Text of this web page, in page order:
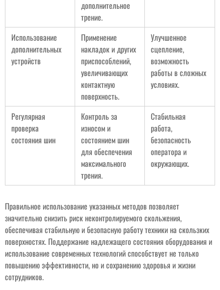
дополнительное
трение.
Использование
дополнительных
устройств
Применение
накладок и других
приспособлений,
увеличивающих
контактную
поверхность.
Улучшенное
сцепление,
возможность
работы в сложных
условиях.
Регулярная
проверка
состояния шин
Контроль за
износом и
состоянием шин
для обеспечения
максимального
трения.
Стабильная
работа,
безопасность
оператора и
окружающих.
Правильное использование указанных методов позволяет
значительно снизить риск неконтролируемого скольжения,
обеспечивая стабильную и безопасную работу техники на скользких
поверхностях. Поддержание надлежащего состояния оборудования и
использование современных технологий способствует не только
повышению эффективности, но и сохранению здоровья и жизни
сотрудников.